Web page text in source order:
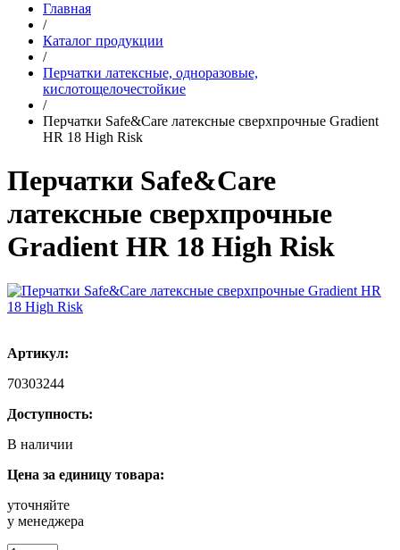
Главная
/
Каталог продукции
/
Перчатки латексные, одноразовые,
кислотощелочестойкие
/
Перчатки Safe&Care латексные сверхпрочные Gradient
HR 18 High Risk
Перчатки Safe&Care
латексные сверхпрочные
Gradient HR 18 High Risk
Артикул:
70303244
Доступность:
В наличии
Цена за единицу товара:
уточняйте
у менеджера